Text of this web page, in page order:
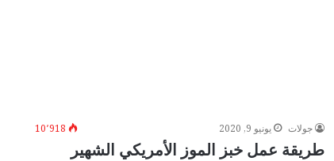
جولات يونيو 9, 2020 10٬918
طريقة عمل خبز الموز الأمريكي الشهير